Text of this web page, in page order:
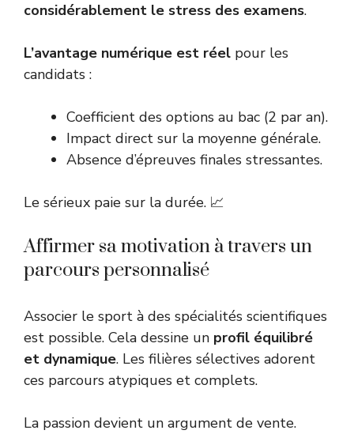
considérablement le stress des examens.
L’avantage numérique est réel pour les
candidats :
Coefficient des options au bac (2 par an).
Impact direct sur la moyenne générale.
Absence d’épreuves finales stressantes.
Le sérieux paie sur la durée. 📈
Affirmer sa motivation à travers un
parcours personnalisé
Associer le sport à des spécialités scientifiques
est possible. Cela dessine un profil équilibré
et dynamique. Les filières sélectives adorent
ces parcours atypiques et complets.
La passion devient un argument de vente.